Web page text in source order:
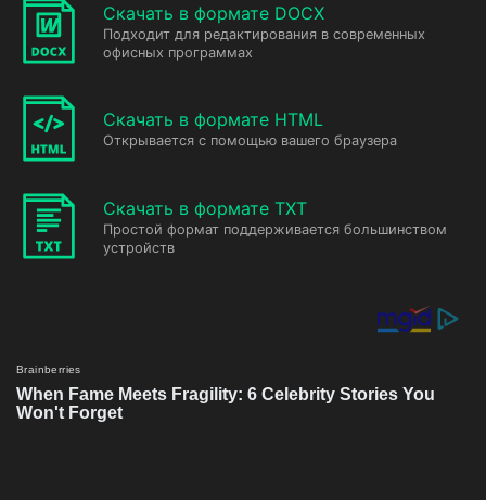
Скачать в формате DOCX
Подходит для редактирования в современных
офисных программах
Скачать в формате HTML
Открывается с помощью вашего браузера
Скачать в формате TXT
Простой формат поддерживается большинством
устройств